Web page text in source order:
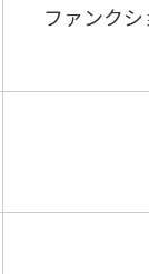
ファンク